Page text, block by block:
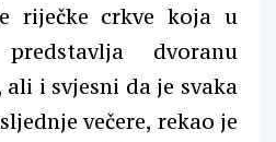
riječke crkve koja u
dvoranu
ali i svjesni da je svaka
večere, rekao je